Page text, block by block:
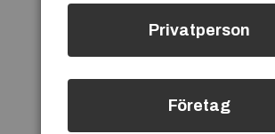
Privatperson
Företag